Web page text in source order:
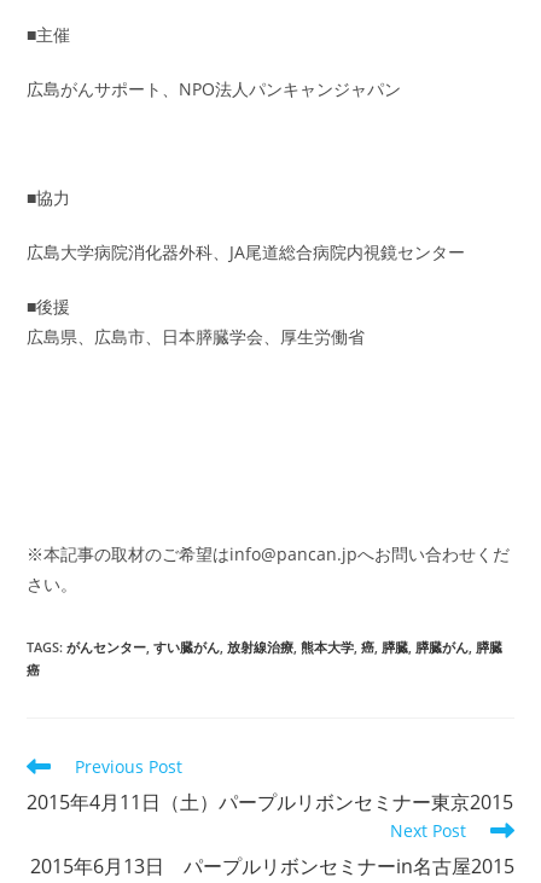
■主催
広島がんサポート、NPO法人パンキャンジャパン
■協力
広島大学病院消化器外科、JA尾道総合病院内視鏡センター
■後援
広島県、広島市、日本膵臓学会、厚生労働省
※本記事の取材のご希望はinfo@pancan.jpへお問い合わせくだ
さい。
TAGS:がんセンター, すい臓がん, 放射線治療, 熊本大学, 癌, 膵臓, 膵臓がん, 膵臓
癌
Read
articles
Previous Post
2015年4月11日（土）パープルリボンセミナー東京2015
Next Post
2015年6月13日 パープルリボンセミナーin名古屋2015